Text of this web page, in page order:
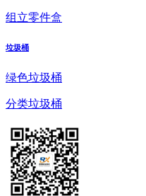
组立零件盒
垃圾桶
绿色垃圾桶
分类垃圾桶